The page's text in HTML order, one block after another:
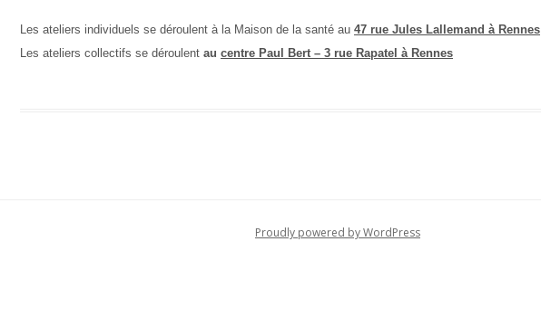
Les ateliers individuels se déroulent à la Maison de la santé au 47 rue Jules Lallemand à Rennes
Les ateliers collectifs se déroulent au centre Paul Bert – 3 rue Rapatel à Rennes
Proudly powered by WordPress